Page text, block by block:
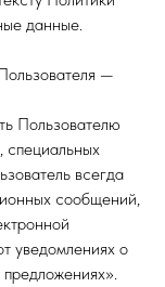
данные.
—
Пользователю
специальных
всегда
сообщений,
уведомлениях о
предложениях».